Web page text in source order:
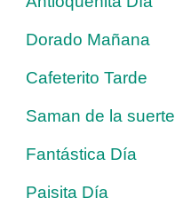
Dorado Mañana
Cafeterito Tarde
Saman de la suerte
Fantástica Día
Paisita Día